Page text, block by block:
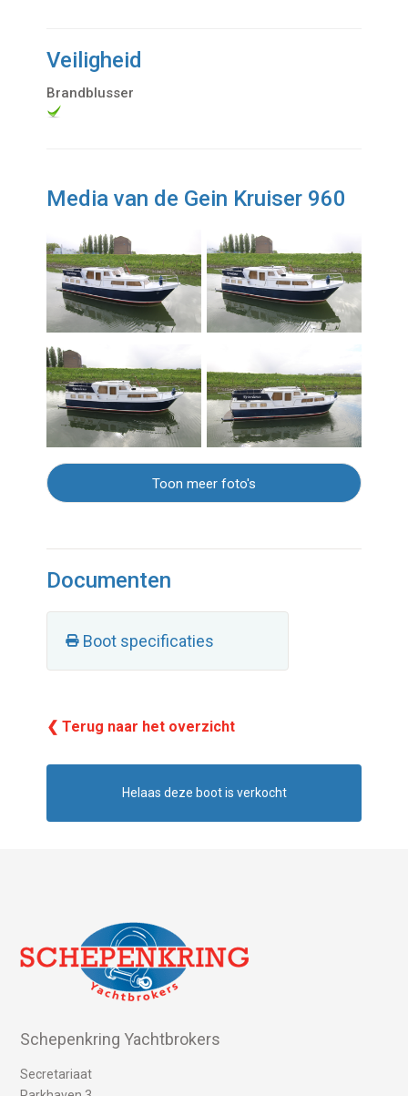
Veiligheid
Brandblusser
Media van de Gein Kruiser 960
Toon meer foto's
Documenten
Boot specificaties
❮ Terug naar het overzicht
Helaas deze boot is verkocht
Schepenkring Yachtbrokers
Secretariaat